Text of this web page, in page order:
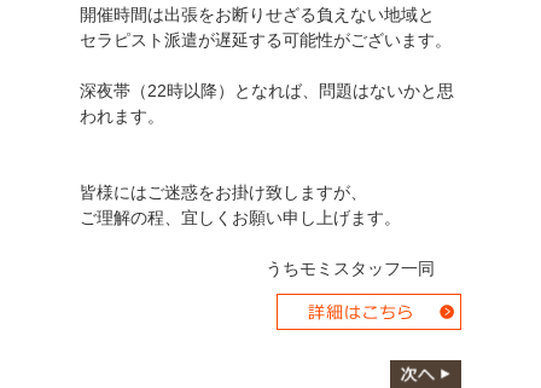
開催時間は出張をお断りせざる負えない地域と
セラピスト派遣が遅延する可能性がございます。
深夜帯（22時以降）となれば、問題はないかと思
われます。
皆様にはご迷惑をお掛け致しますが、
ご理解の程、宜しくお願い申し上げます。
うちモミスタッフ一同